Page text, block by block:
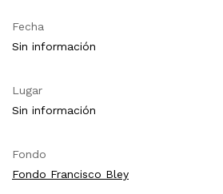
Fecha
Sin información
Lugar
Sin información
Fondo
Fondo Francisco Bley